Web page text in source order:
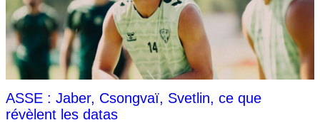
ASSE : Jaber, Csongvaï, Svetlin, ce que
révèlent les datas